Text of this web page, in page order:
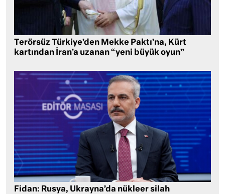
Terörsüz Türkiye’den Mekke Paktı’na, Kürt
kartından İran’a uzanan “yeni büyük oyun”
Fidan: Rusya, Ukrayna’da nükleer silah